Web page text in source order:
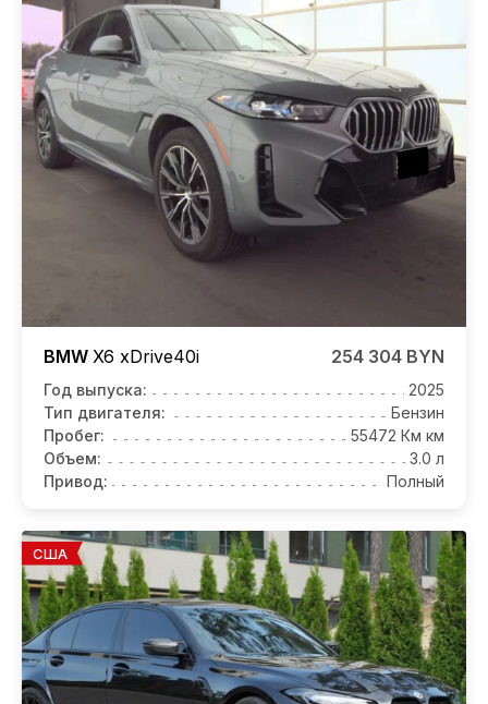
BMW X6 xDrive40i 254 304 BYN
Год выпуска:
2025
Тип двигателя:
Бензин
Пробег:
55472 Км км
Объем:
3.0 л
Привод:
Полный
США